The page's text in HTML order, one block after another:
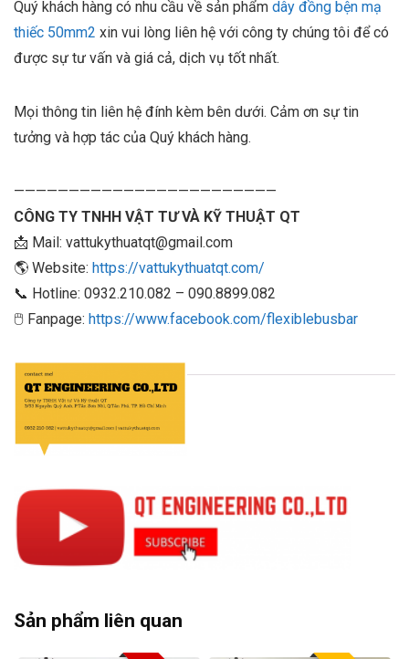
Quý khách hàng có nhu cầu về sản phẩm dây đồng bện mạ
thiếc 50mm2 xin vui lòng liên hệ với công ty chúng tôi để có
được sự tư vấn và giá cả, dịch vụ tốt nhất.
Mọi thông tin liên hệ đính kèm bên dưới. Cảm ơn sự tin
tưởng và hợp tác của Quý khách hàng.
————————————————————————
CÔNG TY TNHH VẬT TƯ VÀ KỸ THUẬT QT
📩 Mail: vattukythuatqt@gmail.com
🌎 Website: https://vattukythuatqt.com/
📞 Hotline: 0932.210.082 – 090.8899.082
🖱 Fanpage: https://www.facebook.com/flexiblebusbar
Sản phẩm liên quan